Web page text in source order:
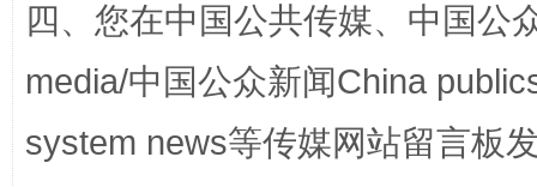
国家大学科技园优化重塑工作
四、您在中国公共传媒、中国公
media/中国公众新闻China
system news等传媒网站留言板